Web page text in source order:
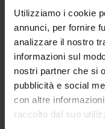
Utilizziamo i cookie
annunci, per fornire
analizzare il nostro
informazioni sul
nostri partner che si
pubblicità e social
con altre
raccolto dal suo